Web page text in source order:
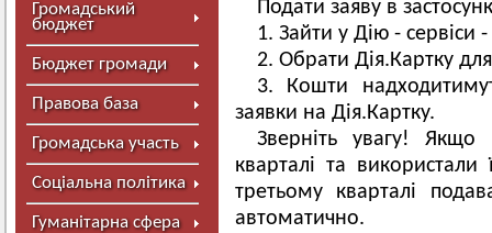
Громадський
бюджет
Бюджет громади
Правова база
Громадська участь
Соціальна політика
Гуманітарна сфера
Подати заяву в
1. Зайти у Дію - сервіси
2. Обрати Дія.Картку
3. Кошти
заявки на Дія.Картку.
Зверніть увагу!
кварталі та
третьому кварталі
автоматично.